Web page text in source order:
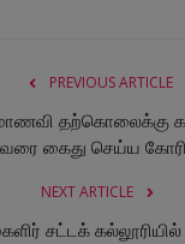
PREVIOUS ARTICLE
மாணவி தற்கொலைக்கு
கைது செய்ய
NEXT ARTICLE
சட்டக்